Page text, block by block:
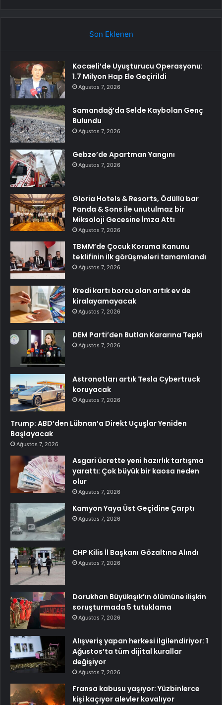
Son Eklenen
Kocaeli’de Uyuşturucu Operasyonu:
1.7 Milyon Hap Ele Geçirildi
Ağustos 7, 2026
Samandağ’da Selde Kaybolan Genç
Bulundu
Ağustos 7, 2026
Gebze’de Apartman Yangını
Ağustos 7, 2026
Gloria Hotels & Resorts, Ödüllü bar
Panda & Sons ile unutulmaz bir
Miksoloji Gecesine İmza Attı
Ağustos 7, 2026
TBMM’de Çocuk Koruma Kanunu
teklifinin ilk görüşmeleri tamamlandı
Ağustos 7, 2026
Kredi kartı borcu olan artık ev de
kiralayamayacak
Ağustos 7, 2026
DEM Parti’den Butlan Kararına Tepki
Ağustos 7, 2026
Astronotları artık Tesla Cybertruck
koruyacak
Ağustos 7, 2026
Trump: ABD’den Lübnan’a Direkt Uçuşlar Yeniden
Başlayacak
Ağustos 7, 2026
Asgari ücrette yeni hazırlık tartışma
yarattı: Çok büyük bir kaosa neden
olur
Ağustos 7, 2026
Kamyon Yaya Üst Geçidine Çarptı
Ağustos 7, 2026
CHP Kilis İl Başkanı Gözaltına Alındı
Ağustos 7, 2026
Dorukhan Büyükışık’ın ölümüne ilişkin
soruşturmada 5 tutuklama
Ağustos 7, 2026
Alışveriş yapan herkesi ilgilendiriyor: 1
Ağustos’ta tüm dijital kurallar
değişiyor
Ağustos 7, 2026
Fransa kabusu yaşıyor: Yüzbinlerce
kişi kaçıyor alevler kovalıyor